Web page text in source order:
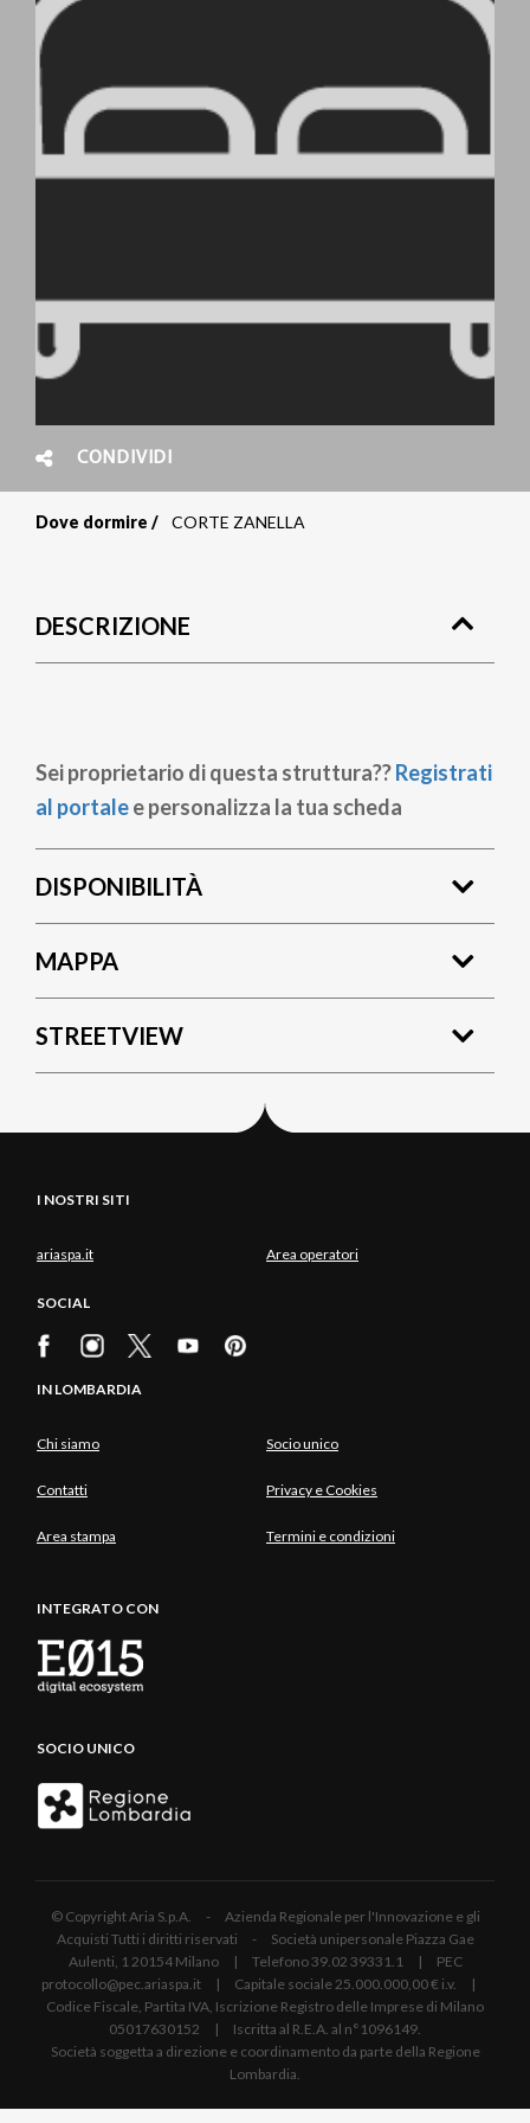
CONDIVIDI
pane
Dove dormire CORTE ZANELLA
DESCRIZIONE
Sei proprietario di questa struttura??Registrati
al portalee personalizza la tua scheda
DISPONIBILITÀ
MAPPA
STREETVIEW
I NOSTRI SITI
ariaspa.it Area operatori
SOCIAL
IN LOMBARDIA
Chi siamo Socio unico
Contatti Privacy e Cookies
Area stampa Termini e condizioni
INTEGRATO CON
SOCIO UNICO
© Copyright Aria S.p.A. - Azienda Regionale per l'Innovazione e gli
Acquisti Tutti i diritti riservati - Società unipersonale Piazza Gae
Aulenti, 1 20154 Milano | Telefono 39.02 39331.1 | PEC
protocollo@pec.ariaspa.it | Capitale sociale 25.000.000,00 € i.v. |
Codice Fiscale, Partita IVA, Iscrizione Registro delle Imprese di Milano
05017630152 | Iscritta al R.E.A. al n°1096149.
Società soggetta a direzione e coordinamento da parte della Regione
Lombardia.